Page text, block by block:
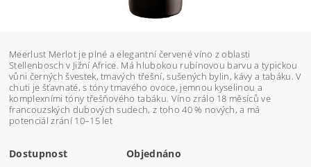
Meerlust Merlot je plné a elegantní červené víno z oblasti
Stellenbosch v Jižní Africe. Má hlubokou rubínovou barvu a typickou
vůni černých švestek, tmavých třešní, sušených bylin, kávy a tabáku. V
chuti je šťavnaté, s tóny tmavého ovoce, jemnou kyselinou a
komplexními tóny třešňového tabáku. Víno zrálo 18 měsíců ve
francouzských dubových sudech, z toho 40 % nových, a má
potenciál zrání 10–15 let
Dostupnost Objednáno